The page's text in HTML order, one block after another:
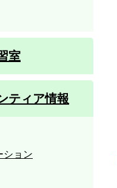
室
ティア情報
ション